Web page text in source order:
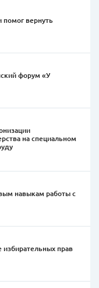
вернуть
форум «У
на специальном
навыкам работы с
прав